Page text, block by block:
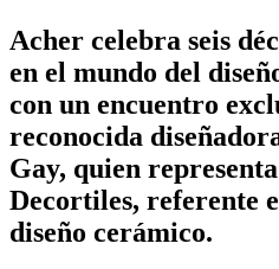
Acher celebra seis
en el mundo del
con un encuentro
reconocida
Gay, quien
Decortiles, referente
diseño cerámico.